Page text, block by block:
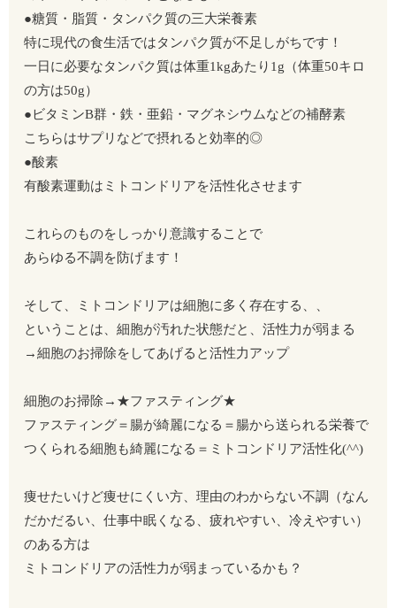
●糖質・脂質・タンパク質の三大栄養素
特に現代の食生活ではタンパク質が不足しがちです！
一日に必要なタンパク質は体重1kgあたり1g（体重50キロ
の方は50g）
●ビタミンB群・鉄・亜鉛・マグネシウムなどの補酵素
こちらはサプリなどで摂れると効率的◎
●酸素
有酸素運動はミトコンドリアを活性化させます
これらのものをしっかり意識することで
あらゆる不調を防げます！
そして、ミトコンドリアは細胞に多く存在する、、
ということは、細胞が汚れた状態だと、活性力が弱まる
→細胞のお掃除をしてあげると活性力アップ
細胞のお掃除→★ファスティング★
ファスティング＝腸が綺麗になる＝腸から送られる栄養で
つくられる細胞も綺麗になる＝ミトコンドリア活性化(^^)
痩せたいけど痩せにくい方、理由のわからない不調（なん
だかだるい、仕事中眠くなる、疲れやすい、冷えやすい）
のある方は
ミトコンドリアの活性力が弱まっているかも？